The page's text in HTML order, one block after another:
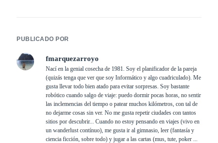
PUBLICADO POR
fmarquezarroyo
Nací en la genial cosecha de 1981. Soy el planificador de la pareja
(quizás tenga que ver que soy Informático y algo cuadriculado). Me
gusta llevar todo bien atado para evitar sorpresas. Soy bastante
robótico cuando salgo de viaje: puedo dormir pocas horas, no sentir
las inclemencias del tiempo o patear muchos kilómetros, con tal de
no dejarme cosas sin ver. No me gusta repetir ciudades con tantos
sitios por descubrir... Cuando no estoy pensando en viajes (vivo en
un wanderlust contínuo), me gusta ir al gimnasio, leer (fantasía y
ciencia ficción, sobre todo) y jugar a las cartas (mus, tute, poker ...